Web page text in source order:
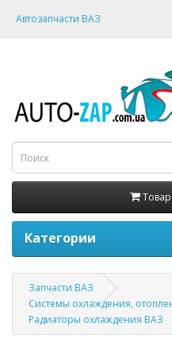
Автозапчасти ВАЗ
Категории
Запчасти ВАЗ
Системы охлаждения,
Радиаторы охлаждения ВАЗ